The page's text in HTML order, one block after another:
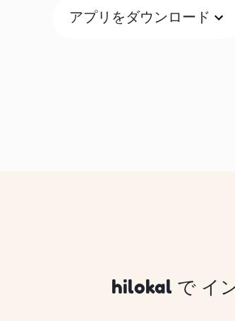
アプリをダウンロード
hilokal で イ